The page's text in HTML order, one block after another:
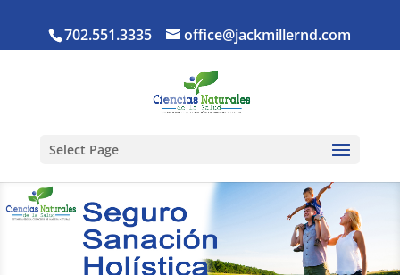
702.551.3335 office@jackmillernd.com
Select Page